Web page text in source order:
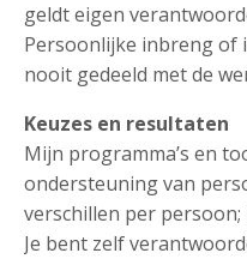
geldt eigen
Persoonlijke inbreng of
nooit gedeeld met de
Keuzes en resultaten
Mijn programma’s en
ondersteuning van
verschillen per
Je bent zelf